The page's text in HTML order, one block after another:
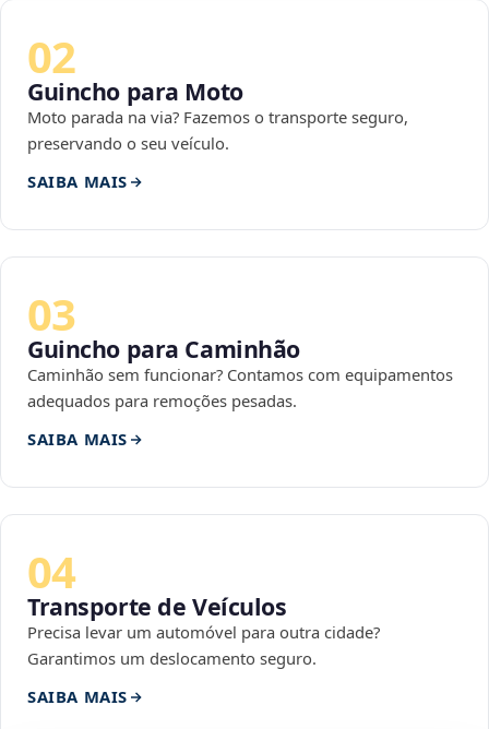
02
Guincho para Moto
Moto parada na via? Fazemos o transporte seguro,
preservando o seu veículo.
SAIBA MAIS
03
Guincho para Caminhão
Caminhão sem funcionar? Contamos com equipamentos
adequados para remoções pesadas.
SAIBA MAIS
04
Transporte de Veículos
Precisa levar um automóvel para outra cidade?
Garantimos um deslocamento seguro.
SAIBA MAIS